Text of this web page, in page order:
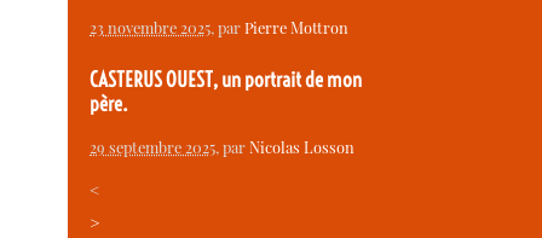
23 novembre 2025, parPierre Mottron
CASTERUS OUEST, un portrait de mon
père.
29 septembre 2025, parNicolas Losson
<
>